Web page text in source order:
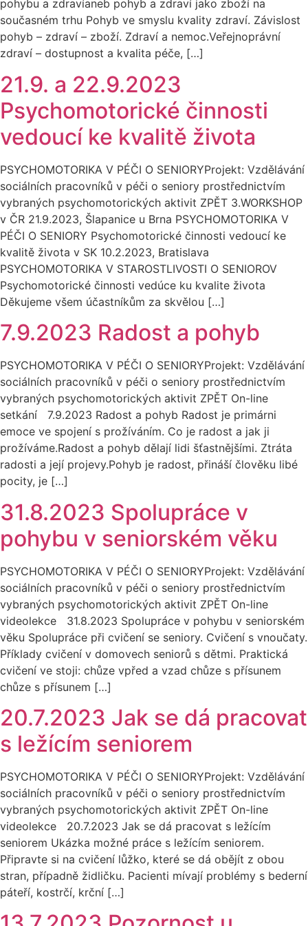
pohybu a zdravíaneb pohyb a zdraví jako zboží na
současném trhu Pohyb ve smyslu kvality zdraví. Závislost
pohyb – zdraví – zboží. Zdraví a nemoc.Veřejnoprávní
zdraví – dostupnost a kvalita péče, […]
21.9. a 22.9.2023
Psychomotorické činnosti
vedoucí ke kvalitě života
PSYCHOMOTORIKA V PÉČI O SENIORYProjekt: Vzdělávání
sociálních pracovníků v péči o seniory prostřednictvím
vybraných psychomotorických aktivit ZPĚT 3.WORKSHOP
v ČR 21.9.2023, Šlapanice u Brna PSYCHOMOTORIKA V
PÉČI O SENIORY Psychomotorické činnosti vedoucí ke
kvalitě života v SK 10.2.2023, Bratislava
PSYCHOMOTORIKA V STAROSTLIVOSTI O SENIOROV
Psychomotorické činnosti vedúce ku kvalite života
Děkujeme všem účastníkům za skvělou […]
7.9.2023 Radost a pohyb
PSYCHOMOTORIKA V PÉČI O SENIORYProjekt: Vzdělávání
sociálních pracovníků v péči o seniory prostřednictvím
vybraných psychomotorických aktivit ZPĚT On-line
setkání 7.9.2023 Radost a pohyb Radost je primárni
emoce ve spojení s prožíváním. Co je radost a jak ji
prožíváme.Radost a pohyb dělají lidi šťastnějšími. Ztráta
radosti a její projevy.Pohyb je radost, přináší člověku libé
pocity, je […]
31.8.2023 Spolupráce v
pohybu v seniorském věku
PSYCHOMOTORIKA V PÉČI O SENIORYProjekt: Vzdělávání
sociálních pracovníků v péči o seniory prostřednictvím
vybraných psychomotorických aktivit ZPĚT On-line
videolekce 31.8.2023 Spolupráce v pohybu v seniorském
věku Spolupráce při cvičení se seniory. Cvičení s vnoučaty.
Příklady cvičení v domovech seniorů s dětmi. Praktická
cvičení ve stoji: chůze vpřed a vzad chůze s přísunem
chůze s přísunem […]
20.7.2023 Jak se dá pracovat
s ležícím seniorem
PSYCHOMOTORIKA V PÉČI O SENIORYProjekt: Vzdělávání
sociálních pracovníků v péči o seniory prostřednictvím
vybraných psychomotorických aktivit ZPĚT On-line
videolekce 20.7.2023 Jak se dá pracovat s ležícím
seniorem Ukázka možné práce s ležícím seniorem.
Připravte si na cvičení lůžko, které se dá obějít z obou
stran, případně židličku. Pacienti mívají problémy s bederní
páteří, kostrčí, krční […]